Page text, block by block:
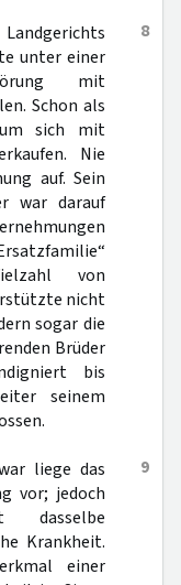
8
unter einer
mit
Schon als
sich mit
Nie
auf. Sein
war darauf
von
nicht
sogar die
Brüder
bis
seinem
9
liege das
vor; jedoch
Krankheit.
einer